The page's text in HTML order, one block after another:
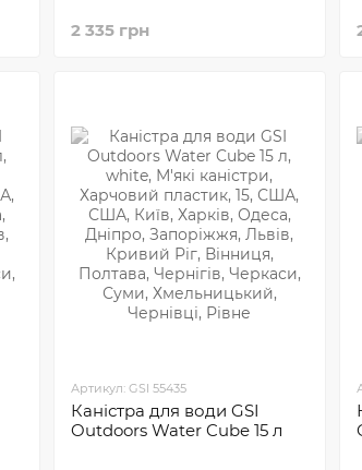
2 335 грн
Артикул: GSI 55435
Каністра для води GSI
Outdoors Water Cube 15 л